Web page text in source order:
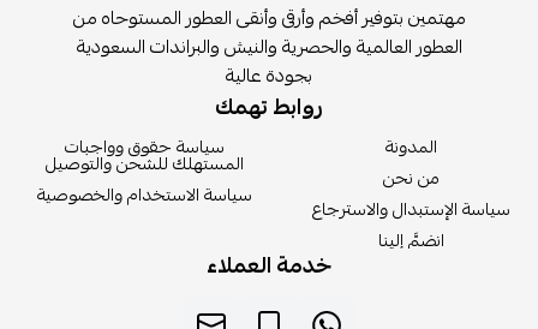
مهتمين بتوفير أفخم وأرقى وأنقى العطور المستوحاه من
العطور العالمية والحصرية والنيش والبراندات السعودية
بجودة عالية
روابط تهمك
المدونة
من نحن
سياسة الإستبدال والاسترجاع
انضمَّ إلينا
سياسة حقوق وواجبات
المستهلك للشحن والتوصيل
سياسة الاستخدام والخصوصية
خدمة العملاء